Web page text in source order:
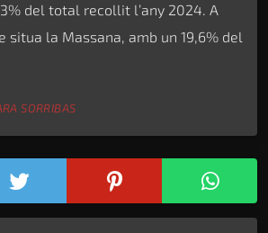
del total recollit l’any 2024. A
situa la Massana, amb un 19,6% del
SORRIBAS